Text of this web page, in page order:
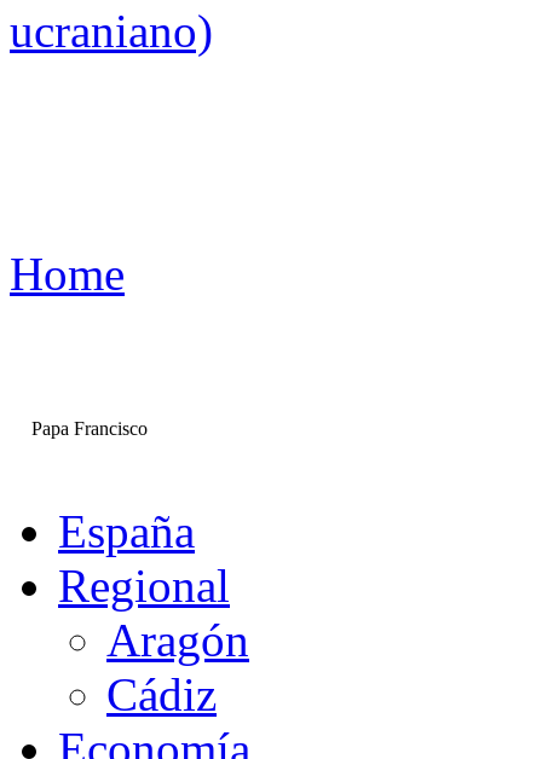
ucraniano)
Home
Papa Francisco
España
Regional
Aragón
Cádiz
Economía